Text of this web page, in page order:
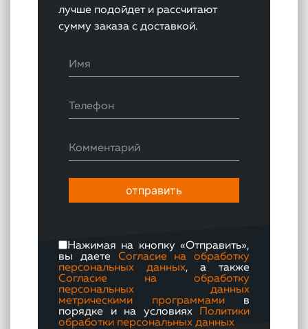
лучше подойдет и рассчитают
сумму заказа с доставкой.
Нажимая на кнопку «Отправить»,
вы даете Согласие на обработку
персональных данных, а также
Согласие на обработку
персональных данных
метрическими программамив
порядке и на условиях
Политики
обработки персональных данных